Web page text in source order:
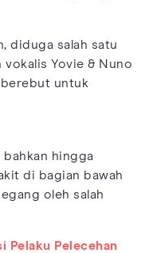
diduga salah satu
Yovie & Nuno
untuk
bahkan hingga
di bagian bawah
oleh salah
Pelaku Pelecehan